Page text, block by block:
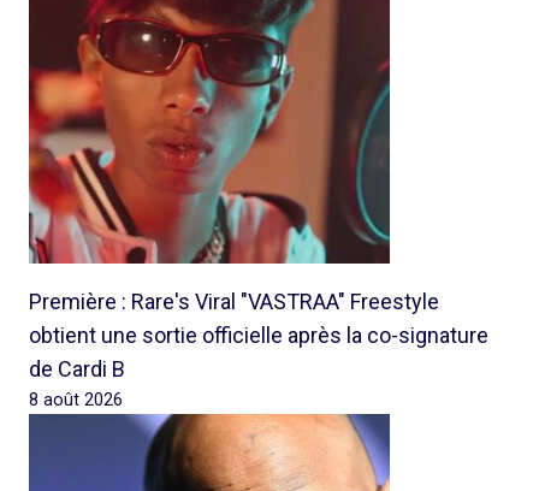
Première : Rare's Viral "VASTRAA" Freestyle
obtient une sortie officielle après la co-signature
de Cardi B
8 août 2026